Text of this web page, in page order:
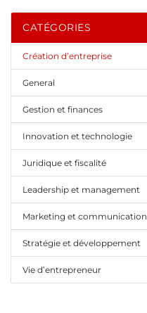
CATÉGORIES
Création d’entreprise
General
Gestion et finances
Innovation et technologie
Juridique et fiscalité
Leadership et management
Marketing et communication
Stratégie et développement
Vie d’entrepreneur